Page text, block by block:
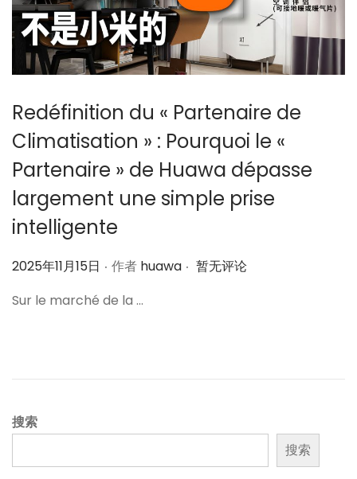
Redéfinition du « Partenaire de
Climatisation » : Pourquoi le «
Partenaire » de Huawa dépasse
largement une simple prise
intelligente
作
2025年11月15日 . 作者 huawa . 暂无评论
Sur le marché de la …
搜索
搜索